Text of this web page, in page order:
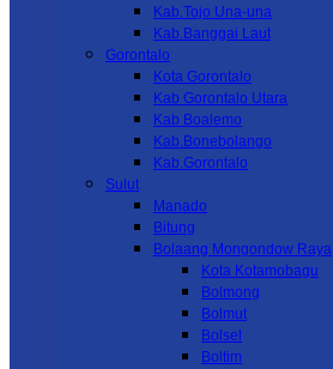
Kab.Tojo Una-una
Kab.Banggai Laut
Gorontalo
Kota Gorontalo
Kab Gorontalo Utara
Kab Boalemo
Kab.Bonebolango
Kab.Gorontalo
Sulut
Manado
Bitung
Bolaang Mongondow Raya
Kota Kotamobagu
Bolmong
Bolmut
Bolsel
Boltim